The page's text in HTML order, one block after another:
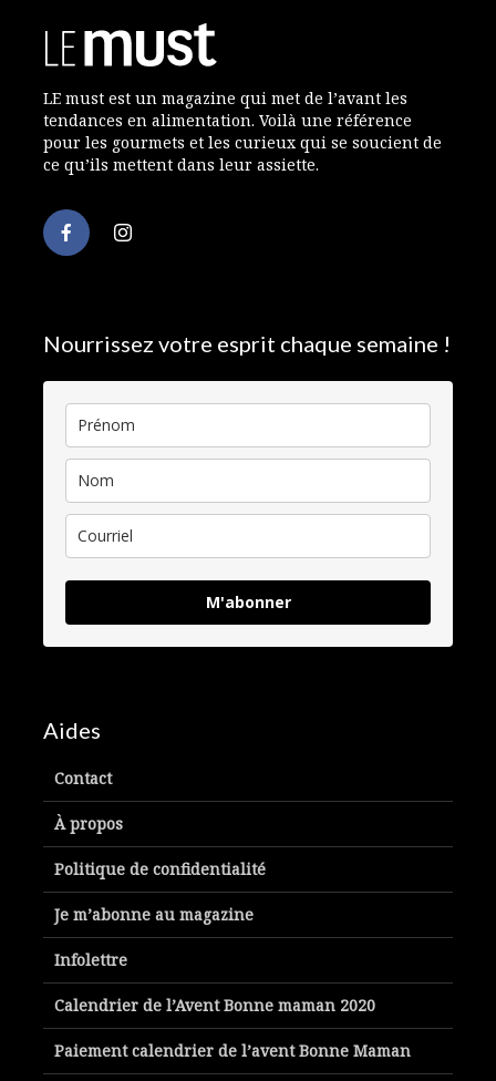
LE must est un magazine qui met de l’avant les
tendances en alimentation. Voilà une référence
pour les gourmets et les curieux qui se soucient de
ce qu’ils mettent dans leur assiette.
Nourrissez votre esprit chaque semaine !
M'abonner
Aides
Contact
À propos
Politique de confidentialité
Je m’abonne au magazine
Infolettre
Calendrier de l’Avent Bonne maman 2020
Paiement calendrier de l’avent Bonne Maman